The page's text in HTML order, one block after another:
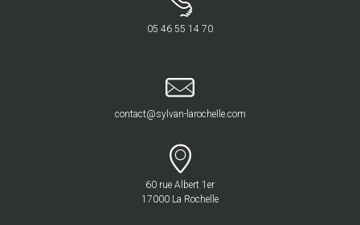
05 46 55 14 70
contact@sylvan-larochelle.com
60 rue Albert 1er
17000 La Rochelle